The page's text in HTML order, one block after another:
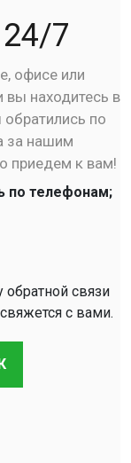
7
офисе или
находитесь в
по
за нашим
приедем к вам!
по телефонам;
связи
с вами.